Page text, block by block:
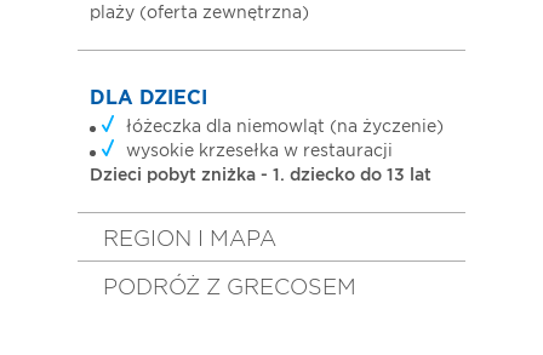
plaży (oferta zewnętrzna)
DLA DZIECI
łóżeczka dla niemowląt (na życzenie)
wysokie krzesełka w restauracji
Dzieci pobyt zniżka - 1. dziecko do 13 lat
REGION I MAPA
PODRÓŻ Z GRECOSEM